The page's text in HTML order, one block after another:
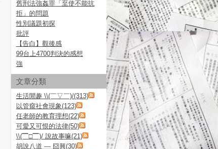
舊刑法強姦罪「至使不能抗
拒」的問題
性別議題初探
批評
【告白】觀後感
99台上4700判決的感想
強
文章分類
生活閒趣 \\(￣▽￣)/(313)
以管窺社會現象(123)
任老師的教育理想(22)
可愛又可恨的法律(50)
\\(▔□▔)/ 說故事嘛(21)
胡說八道 — 囧興(30)